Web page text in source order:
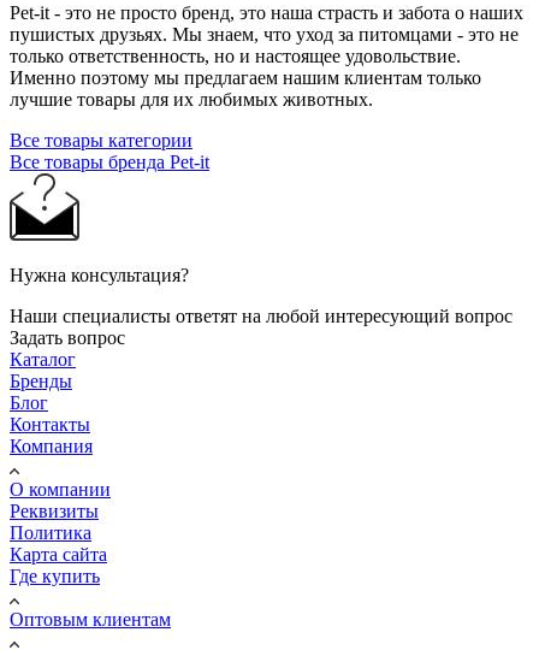
Pet-it - это не просто бренд, это наша страсть и забота о наших
пушистых друзьях. Мы знаем, что уход за питомцами - это не
только ответственность, но и настоящее удовольствие.
Именно поэтому мы предлагаем нашим клиентам только
лучшие товары для их любимых животных.
Все товары категории
Все товары бренда Pet-it
Нужна консультация?
Наши специалисты ответят на любой интересующий вопрос
Задать вопрос
Каталог
Бренды
Блог
Контакты
Компания
О компании
Реквизиты
Политика
Карта сайта
Где купить
Оптовым клиентам